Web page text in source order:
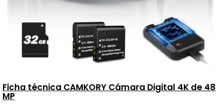
Ficha técnica CAMKORY Cámara Digital 4K de 48
MP